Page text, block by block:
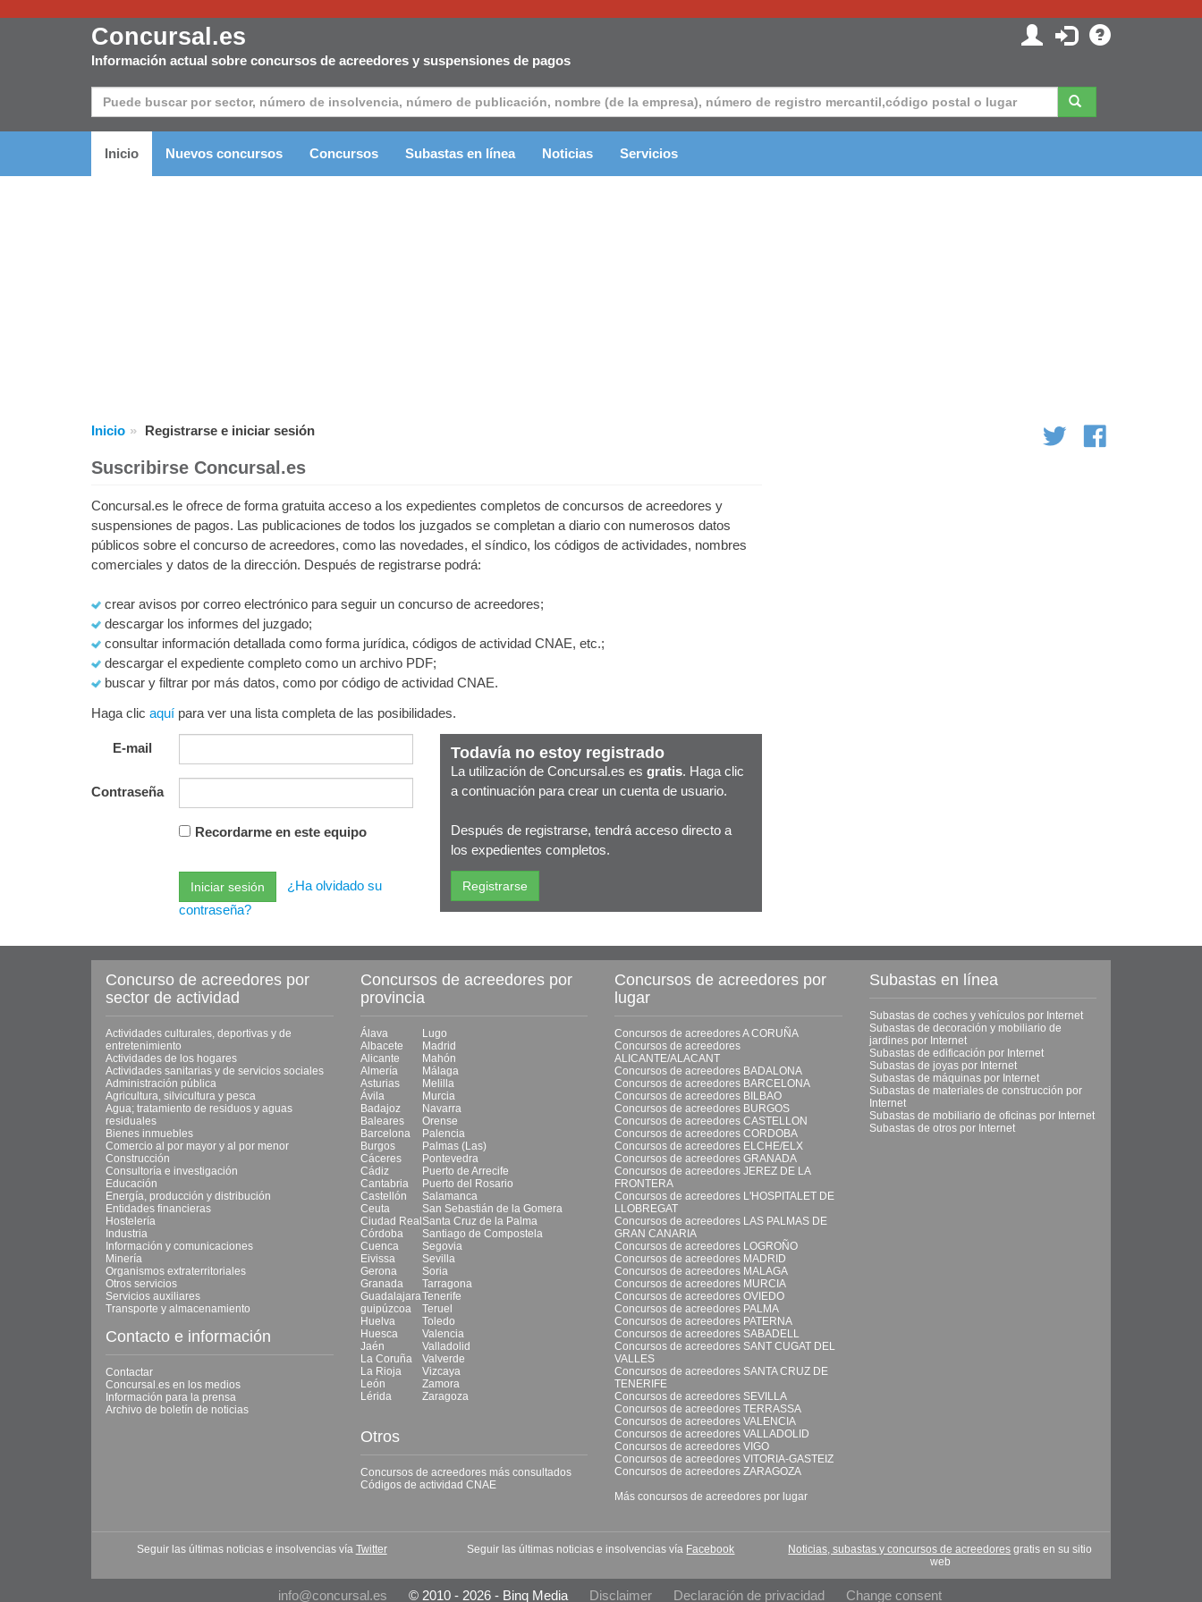
Concursal.es
Información actual sobre concursos de acreedores y suspensiones de pagos
Inicio Nuevos concursos Concursos Subastas en línea Noticias Servicios
Inicio Registrarse e iniciar sesión
Suscribirse Concursal.es
Concursal.es le ofrece de forma gratuita acceso a los expedientes completos de concursos de acreedores y
suspensiones de pagos. Las publicaciones de todos los juzgados se completan a diario con numerosos datos
públicos sobre el concurso de acreedores, como las novedades, el síndico, los códigos de actividades, nombres
comerciales y datos de la dirección. Después de registrarse podrá:
crear avisos por correo electrónico para seguir un concurso de acreedores;
descargar los informes del juzgado;
consultar información detallada como forma jurídica, códigos de actividad CNAE, etc.;
descargar el expediente completo como un archivo PDF;
buscar y filtrar por más datos, como por código de actividad CNAE.
Haga clic aquí para ver una lista completa de las posibilidades.
E-mail
Contraseña
Recordarme en este equipo
¿Ha olvidado su
contraseña?
Todavía no estoy registrado
La utilización de Concursal.es es gratis. Haga clic
a continuación para crear un cuenta de usuario.
Después de registrarse, tendrá acceso directo a
los expedientes completos.
Concurso de acreedores por
sector de actividad
Actividades culturales, deportivas y de
entretenimiento
Actividades de los hogares
Actividades sanitarias y de servicios sociales
Administración pública
Agricultura, silvicultura y pesca
Agua; tratamiento de residuos y aguas
residuales
Bienes inmuebles
Comercio al por mayor y al por menor
Construcción
Consultoría e investigación
Educación
Energía, producción y distribución
Entidades financieras
Hostelería
Industria
Información y comunicaciones
Minería
Organismos extraterritoriales
Otros servicios
Servicios auxiliares
Transporte y almacenamiento
Contacto e información
Contactar
Concursal.es en los medios
Información para la prensa
Archivo de boletín de noticias
Concursos de acreedores por
provincia
Álava
Lugo
Albacete
Madrid
Alicante
Mahón
Almería
Málaga
Asturias
Melilla
Ávila
Murcia
Badajoz
Navarra
Baleares
Orense
Barcelona
Palencia
Burgos
Palmas (Las)
Cáceres
Pontevedra
Cádiz
Puerto de Arrecife
Cantabria
Puerto del Rosario
Castellón
Salamanca
Ceuta
San Sebastián de la Gomera
Ciudad Real Santa Cruz de la Palma
Córdoba
Santiago de Compostela
Cuenca
Segovia
Eivissa
Sevilla
Gerona
Soria
Granada
Tarragona
GuadalajaraTenerife
guipúzcoa
Teruel
Huelva
Toledo
Huesca
Valencia
Jaén
Valladolid
La Coruña
Valverde
La Rioja
Vizcaya
León
Zamora
Lérida
Zaragoza
Otros
Concursos de acreedores más consultados
Códigos de actividad CNAE
Concursos de acreedores por
lugar
Concursos de acreedores A CORUÑA
Concursos de acreedores
ALICANTE/ALACANT
Concursos de acreedores BADALONA
Concursos de acreedores BARCELONA
Concursos de acreedores BILBAO
Concursos de acreedores BURGOS
Concursos de acreedores CASTELLON
Concursos de acreedores CORDOBA
Concursos de acreedores ELCHE/ELX
Concursos de acreedores GRANADA
Concursos de acreedores JEREZ DE LA
FRONTERA
Concursos de acreedores L'HOSPITALET DE
LLOBREGAT
Concursos de acreedores LAS PALMAS DE
GRAN CANARIA
Concursos de acreedores LOGROÑO
Concursos de acreedores MADRID
Concursos de acreedores MALAGA
Concursos de acreedores MURCIA
Concursos de acreedores OVIEDO
Concursos de acreedores PALMA
Concursos de acreedores PATERNA
Concursos de acreedores SABADELL
Concursos de acreedores SANT CUGAT DEL
VALLES
Concursos de acreedores SANTA CRUZ DE
TENERIFE
Concursos de acreedores SEVILLA
Concursos de acreedores TERRASSA
Concursos de acreedores VALENCIA
Concursos de acreedores VALLADOLID
Concursos de acreedores VIGO
Concursos de acreedores VITORIA-GASTEIZ
Concursos de acreedores ZARAGOZA
Más concursos de acreedores por lugar
Subastas en línea
Subastas de coches y vehículos por Internet
Subastas de decoración y mobiliario de
jardines por Internet
Subastas de edificación por Internet
Subastas de joyas por Internet
Subastas de máquinas por Internet
Subastas de materiales de construcción por
Internet
Subastas de mobiliario de oficinas por Internet
Subastas de otros por Internet
Seguir las últimas noticias e insolvencias vía Twitter Seguir las últimas noticias e insolvencias vía Facebook Noticias, subastas y concursos de acreedores gratis en su sitio
web
info@concursal.es © 2010 - 2026 - Binq Media Disclaimer Declaración de privacidad Change consent